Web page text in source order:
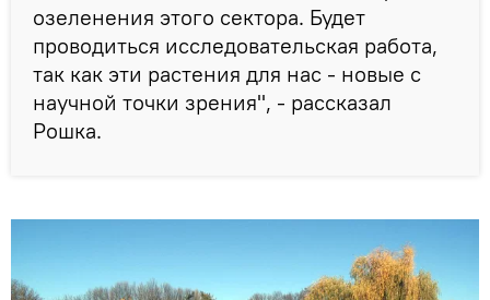
озеленения этого сектора. Будет
проводиться исследовательская работа,
так как эти растения для нас - новые с
научной точки зрения", - рассказал
Рошка.